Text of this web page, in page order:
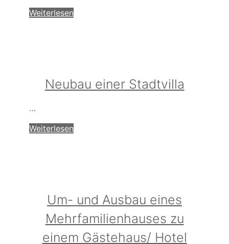
Weiterlesen
Neubau einer Stadtvilla
…
Weiterlesen
Um- und Ausbau eines
Mehrfamilienhauses zu
einem Gästehaus/ Hotel